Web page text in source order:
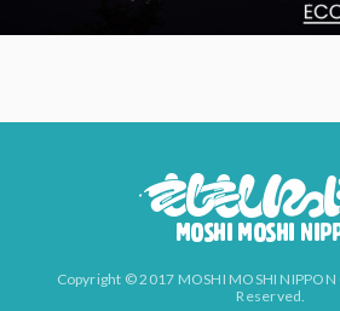
Copyright © 2017 MOSHI MOSHI
Reserved.